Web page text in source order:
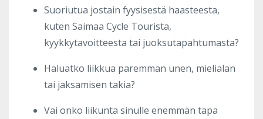
Suoriutua jostain fyysisestä haasteesta,
kuten Saimaa Cycle Tourista,
kyykkytavoitteesta tai juoksutapahtumasta?
Haluatko liikkua paremman unen, mielialan
tai jaksamisen takia?
Vai onko liikunta sinulle enemmän tapa